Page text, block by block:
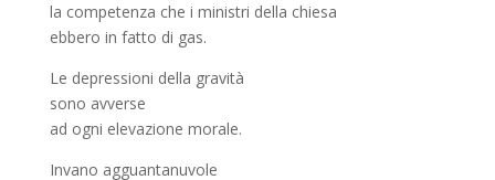
la competenza che i ministri della chiesa
ebbero in fatto di gas.
Le depressioni della gravità
sono avverse
ad ogni elevazione morale.
Invano agguantanuvole